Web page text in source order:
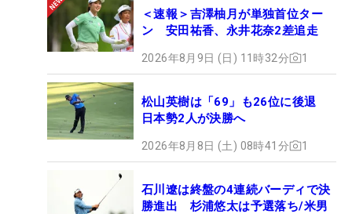
＜速報＞吉澤柚月が単独首位ター
ン 安田祐香、永井花奈2差追走
2026年8月9日 (日) 11時32分 1
松山英樹は「69」も26位に後退
日本勢2人が決勝へ
2026年8月8日 (土) 08時41分 1
石川遼は終盤の4連続バーディで決
勝進出 杉浦悠太は予選落ち/米男